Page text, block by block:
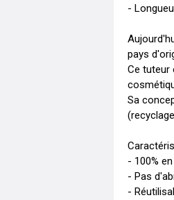
-
pays
Ce tuteur
Sa
- 100%
- Pas
-